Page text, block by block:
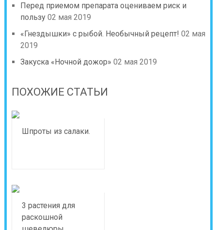
Перед приемом препарата оцениваем риск и
пользу 02 мая 2019
«Гнездышки» с рыбой. Необычный рецепт! 02 мая
2019
Закуска «Ночной дожор» 02 мая 2019
ПОХОЖИЕ СТАТЬИ
Шпроты из салаки.
3 растения для
раскошной